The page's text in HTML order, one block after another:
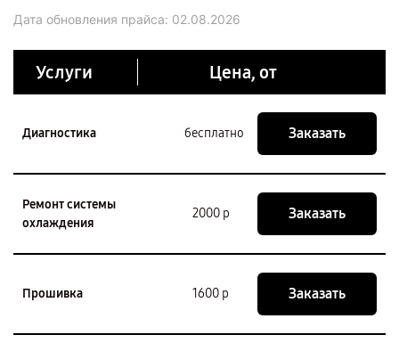
Дата обновления прайса: 02.08.2026
Услуги Цена, от
Диагностика бесплатно Заказать
Ремонт системы
охлаждения
2000 р Заказать
Прошивка 1600 р Заказать